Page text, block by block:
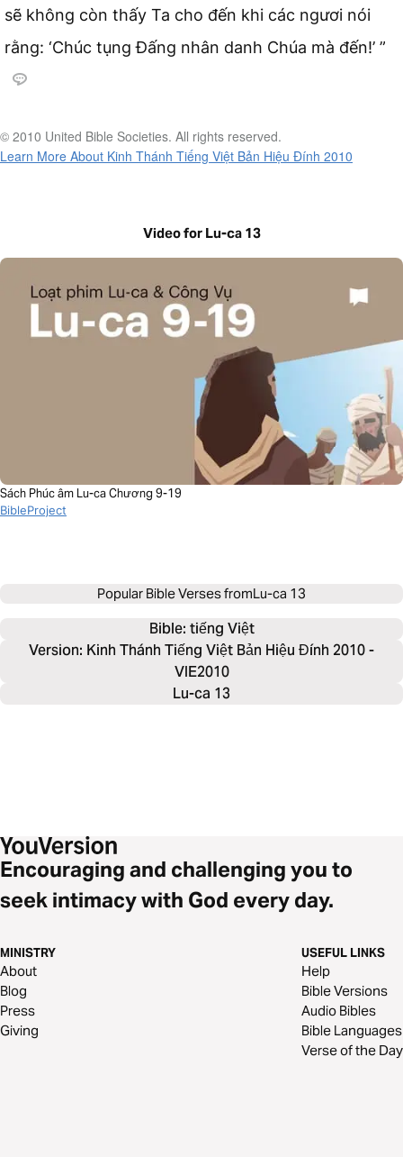
sẽ không còn thấy Ta cho đến khi các ngươi nói
rằng: ‘Chúc tụng Đấng nhân danh Chúa mà đến!’ ”
© 2010 United Bible Societies. All rights reserved.
Learn More About Kinh Thánh Tiếng Việt Bản Hiệu Đính 2010
Video for Lu-ca 13
Sách Phúc âm Lu-ca Chương 9-19
BibleProject
Popular Bible Verses fromLu-ca 13
Bible: tiếng Việt
Version: Kinh Thánh Tiếng Việt Bản Hiệu Đính 2010 -
VIE2010
Lu-ca 13
Encouraging and challenging you to
seek intimacy with God every day.
MINISTRY
About
Blog
Press
Giving
USEFUL LINKS
Help
Bible Versions
Audio Bibles
Bible Languages
Verse of the Day